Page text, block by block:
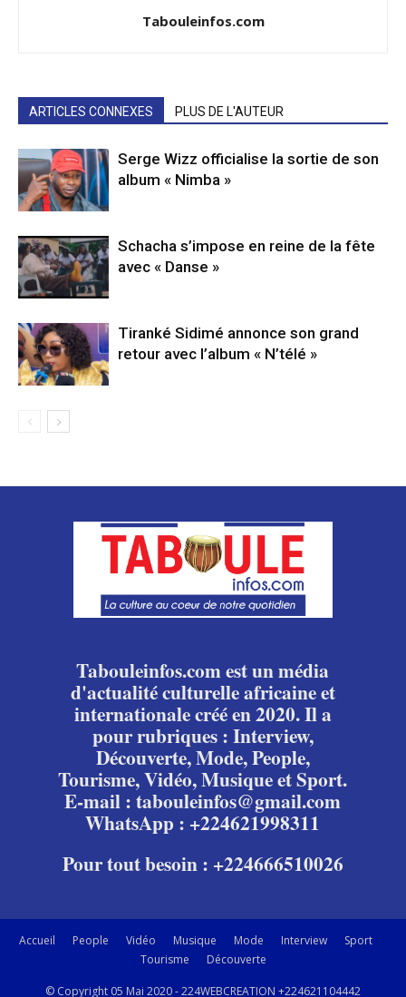
Tabouleinfos.com
ARTICLES CONNEXES PLUS DE L'AUTEUR
Serge Wizz officialise la sortie de son
album « Nimba »
Schacha s’impose en reine de la fête
avec « Danse »
Tiranké Sidimé annonce son grand
retour avec l’album « N’télé »
Tabouleinfos.com est un média
d'actualité culturelle africaine et
internationale créé en 2020. Il a
pour rubriques : Interview,
Découverte, Mode, People,
Tourisme, Vidéo, Musique et Sport.
E-mail : tabouleinfos@gmail.com
WhatsApp : +224621998311
Pour tout besoin : +224666510026
Accueil People Vidéo Musique Mode Interview
Sport
Tourisme
Découverte
© Copyright 05 Mai 2020 - 224WEBCREATION +224621104442